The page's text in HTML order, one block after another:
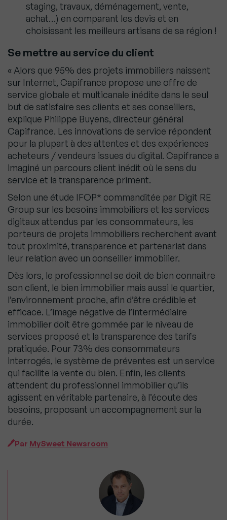
staging, travaux, déménagement, vente,
achat…) en comparant les devis et en
choisissant les meilleurs artisans de sa région !
Se mettre au service du client
« Alors que 95% des projets immobiliers naissent
sur Internet, Capifrance propose une offre de
service globale et multicanale inédite dans le seul
but de satisfaire ses clients et ses conseillers,
explique Philippe Buyens, directeur général
Capifrance. Les innovations de service répondent
pour la plupart à des attentes et des expériences
acheteurs / vendeurs issues du digital. Capifrance a
imaginé un parcours client inédit où le sens du
service et la transparence priment.
Selon une étude IFOP* commanditée par Digit RE
Group sur les besoins immobiliers et les services
digitaux attendus par les consommateurs, les
porteurs de projets immobiliers recherchent avant
tout proximité, transparence et partenariat dans
leur relation avec un conseiller immobilier.
Dès lors, le professionnel se doit de bien connaitre
son client, le bien immobilier mais aussi le quartier,
l’environnement proche, afin d’être crédible et
efficace. L’image négative de l’intermédiaire
immobilier doit être gommée par le niveau de
services proposé et la transparence des tarifs
pratiquée. Pour 73% des consommateurs
interrogés, le système de préventes est un service
qui facilite la vente du bien. Enfin, les clients
attendent du professionnel immobilier qu’ils
agissent en véritable partenaire, à l’écoute des
besoins, proposant un accompagnement sur la
durée.
Par MySweet Newsroom